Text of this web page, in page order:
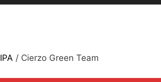
IPA / Cierzo Green Team